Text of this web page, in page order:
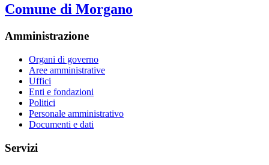
Comune di Morgano
Amministrazione
Organi di governo
Aree amministrative
Uffici
Enti e fondazioni
Politici
Personale amministrativo
Documenti e dati
Servizi